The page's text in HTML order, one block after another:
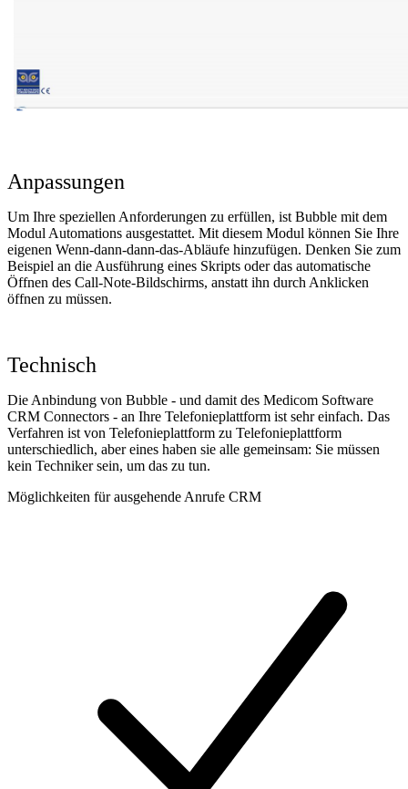
Anpassungen
Um Ihre speziellen Anforderungen zu erfüllen, ist Bubble mit dem
Modul Automations ausgestattet. Mit diesem Modul können Sie Ihre
eigenen Wenn-dann-dann-das-Abläufe hinzufügen. Denken Sie zum
Beispiel an die Ausführung eines Skripts oder das automatische
Öffnen des Call-Note-Bildschirms, anstatt ihn durch Anklicken
öffnen zu müssen.
Technisch
Die Anbindung von Bubble - und damit des Medicom Software
CRM Connectors - an Ihre Telefonieplattform ist sehr einfach. Das
Verfahren ist von Telefonieplattform zu Telefonieplattform
unterschiedlich, aber eines haben sie alle gemeinsam: Sie müssen
kein Techniker sein, um das zu tun.
Möglichkeiten für ausgehende Anrufe CRM